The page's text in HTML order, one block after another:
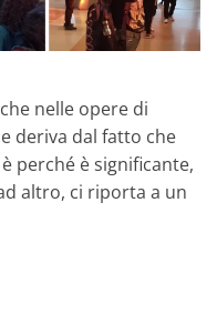
nelle opere di
deriva dal fatto che
perché è significante,
altro, ci riporta a un